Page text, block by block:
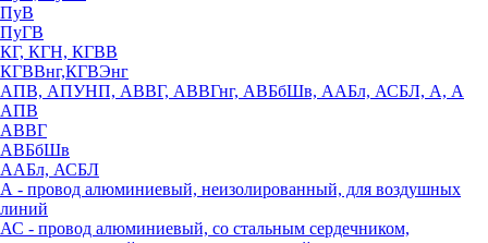
ПуВ
ПуГВ
КГ, КГН, КГВВ
КГВВнг,КГВЭнг
АПВ, АПУНП, АВВГ, АВВГнг, АВБбШв, ААБл, АСБЛ, А, А
АПВ
АВВГ
АВБбШв
ААБл, АСБЛ
А - провод алюминиевый, неизолированный, для воздушных
линий
АС - провод алюминиевый, со стальным сердечником,